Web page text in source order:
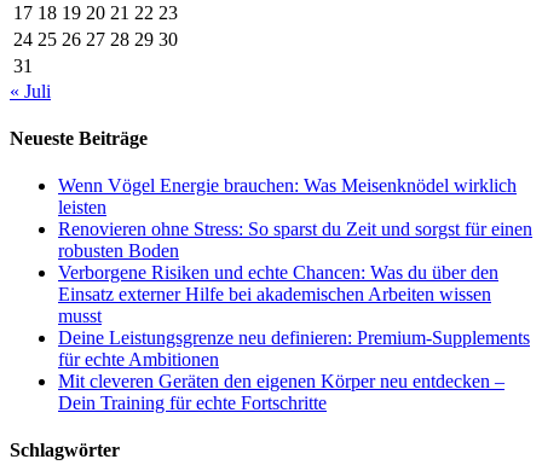
17 18 19 20 21 22 23
24 25 26 27 28 29 30
31
« Juli
Neueste Beiträge
Wenn Vögel Energie brauchen: Was Meisenknödel wirklich
leisten
Renovieren ohne Stress: So sparst du Zeit und sorgst für einen
robusten Boden
Verborgene Risiken und echte Chancen: Was du über den
Einsatz externer Hilfe bei akademischen Arbeiten wissen
musst
Deine Leistungsgrenze neu definieren: Premium-Supplements
für echte Ambitionen
Mit cleveren Geräten den eigenen Körper neu entdecken –
Dein Training für echte Fortschritte
Schlagwörter